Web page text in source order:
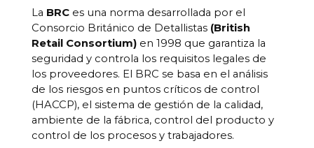
La BRC es una norma desarrollada por el
Consorcio Británico de Detallistas (British
Retail Consortium) en 1998 que garantiza la
seguridad y controla los requisitos legales de
los proveedores. El BRC se basa en el análisis
de los riesgos en puntos críticos de control
(HACCP), el sistema de gestión de la calidad,
ambiente de la fábrica, control del producto y
control de los procesos y trabajadores.